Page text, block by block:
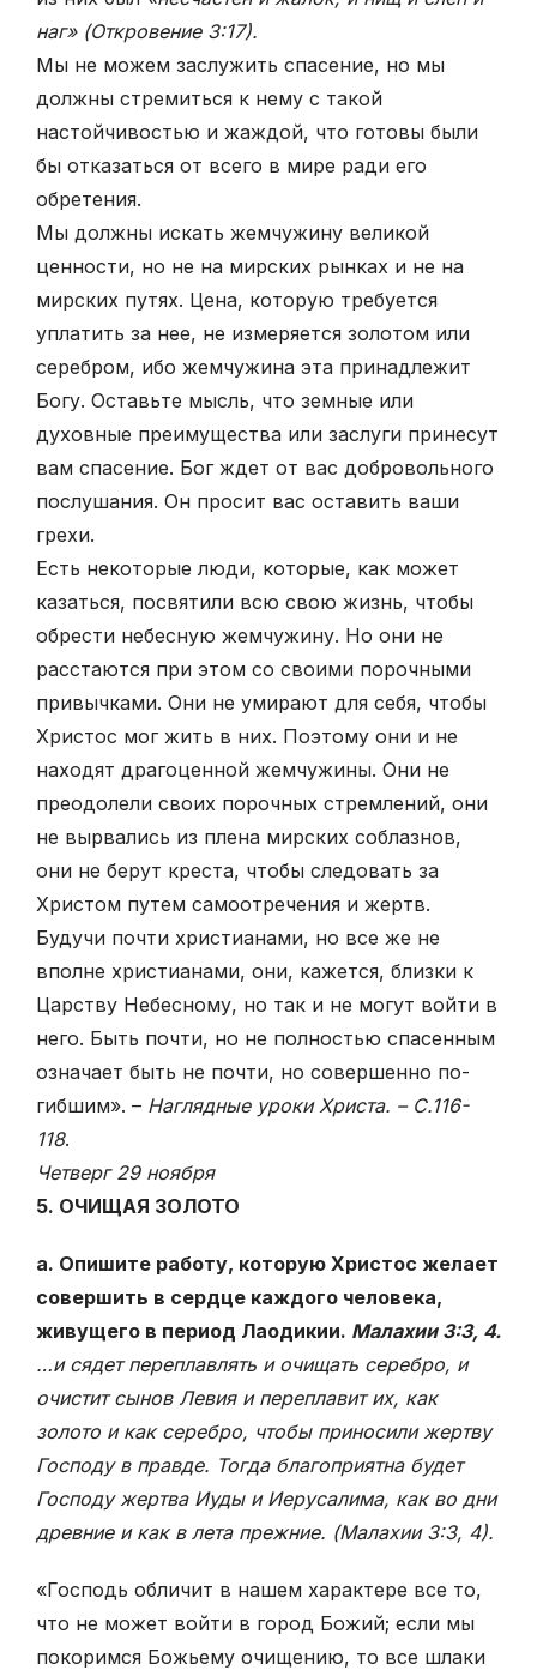
наг» (Откровение 3:17).
Мы не можем заслужить спасение, но мы
должны стремиться к нему с такой
настойчивостью и жаждой, что готовы были
бы отказаться от всего в мире ради его
обретения.
Мы должны искать жемчужину великой
ценности, но не на мирских рынках и не на
мирских путях. Цена, которую требуется
уплатить за нее, не измеряется золотом или
серебром, ибо жемчужина эта принадлежит
Богу. Оставьте мысль, что земные или
духовные преимущества или заслуги принесут
вам спасение. Бог ждет от вас добровольного
послушания. Он просит вас оставить ваши
грехи.
Есть некоторые люди, которые, как может
казаться, посвятили всю свою жизнь, чтобы
обрести небесную жемчужину. Но они не
расстаются при этом со своими порочными
привычками. Они не умирают для себя, чтобы
Христос мог жить в них. Поэтому они и не
находят драгоценной жемчужины. Они не
преодолели своих порочных стремлений, они
не вырвались из плена мирских соблазнов,
они не берут креста, чтобы следовать за
Христом путем самоотречения и жертв.
Будучи почти христианами, но все же не
вполне христианами, они, кажется, близки к
Царству Небесному, но так и не могут войти в
него. Быть почти, но не полностью спасенным
означает быть не почти, но совершенно по­
гибшим». – Наглядные уроки Христа. – С.116-
118.
Четверг 29 ноября
5. ОЧИЩАЯ ЗОЛОТО
а. Опишите работу, которую Христос желает
совершить в сердце каждого человека,
живущего в период Лаодикии. Малахии 3:3, 4.
…и сядет переплавлять и очищать серебро, и
очистит сынов Левия и переплавит их, как
золото и как серебро, чтобы приносили жертву
Господу в правде. Тогда благоприятна будет
Господу жертва Иуды и Иерусалима, как во дни
древние и как в лета прежние. (Малахии 3:3, 4).
«Господь обличит в нашем характере все то,
что не может войти в город Божий; если мы
покоримся Божьему очищению, то все шлаки